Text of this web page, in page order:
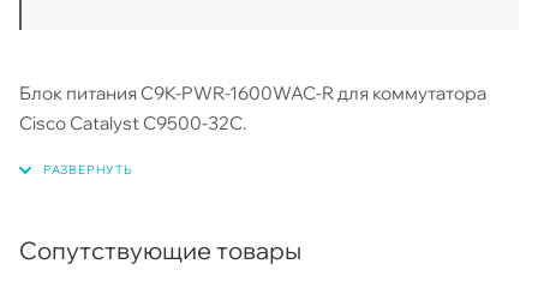
Блок питания C9K-PWR-1600WAC-R для коммутатора
Cisco Catalyst C9500-32C.
Сопутствующие товары